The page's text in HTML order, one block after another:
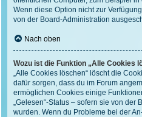
Wenn diese Option nicht zur
von der Board-Administration
Nach oben
Wozu ist die Funktion „Alle Cookies
„Alle Cookies löschen“ löscht die
dafür sorgen, dass du im Forum
ermöglichen Cookies einige
„Gelesen“-Status – sofern sie von der
wurden. Wenn du Probleme bei der